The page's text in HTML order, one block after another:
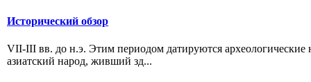
Исторический обзор
VII-III вв. до н.э. Этим периодом датируются археологические
азиатский народ, живший зд...